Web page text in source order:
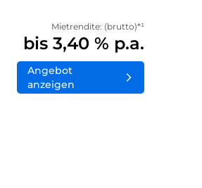
Mietrendite: (brutto)*¹
bis 3,40 % p.a.
Angebot
anzeigen